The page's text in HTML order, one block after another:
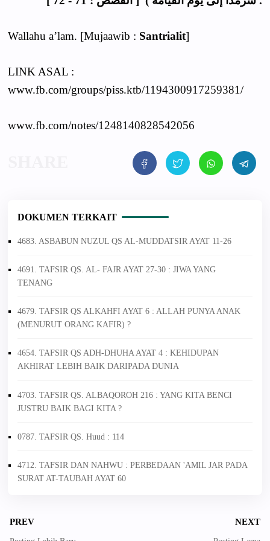
Wallahu a’lam. [Mujaawib : Santrialit]
LINK ASAL :
www.fb.com/groups/piss.ktb/1194300917259381/
www.fb.com/notes/1248140828542056
DOKUMEN TERKAIT
4683. ASBABUN NUZUL QS AL-MUDDATSIR AYAT 11-26
4691. TAFSIR QS. AL- FAJR AYAT 27-30 : JIWA YANG
TENANG
4679. TAFSIR QS ALKAHFI AYAT 6 : ALLAH PUNYA ANAK
(MENURUT ORANG KAFIR) ?
4654. TAFSIR QS ADH-DHUHA AYAT 4 : KEHIDUPAN
AKHIRAT LEBIH BAIK DARIPADA DUNIA
4703. TAFSIR QS. ALBAQOROH 216 : YANG KITA BENCI
JUSTRU BAIK BAGI KITA ?
0787. TAFSIR QS. Huud : 114
4712. TAFSIR DAN NAHWU : PERBEDAAN 'AMIL JAR PADA
SURAT AT-TAUBAH AYAT 60
PREV NEXT